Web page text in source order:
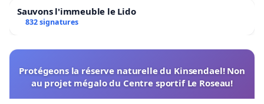
Sauvons l'immeuble le Lido
832 signatures
Protégeons la réserve naturelle du Kinsendael! Non
au projet mégalo du Centre sportif Le Roseau!